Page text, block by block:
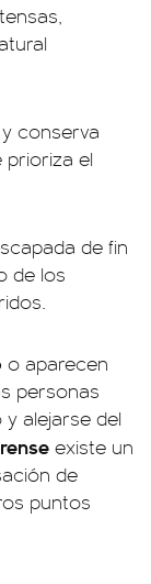
conserva
prioriza el
de fin
de los
o aparecen
personas
alejarse del
existe un
de
puntos